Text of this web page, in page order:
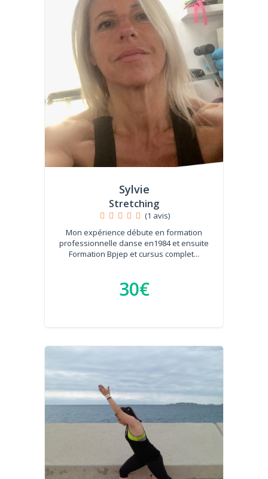
Sylvie
Stretching
(1 avis)
Mon expérience débute en formation
professionnelle danse en1984 et ensuite
Formation Bpjep et cursus complet...
30€